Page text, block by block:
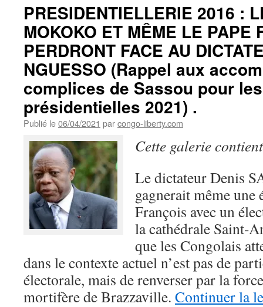
PRESIDENTIELLERIE 2016 :
MOKOKO ET MÊME LE PAPE
PERDRONT FACE AU
NGUESSO (Rappel aux
complices de Sassou pour
présidentielles 2021) .
Publié le06/04/2021 parcongo-liberty.com
Cette galerie
Le dictateur Denis
gagnerait même une
François avec un
la cathédrale Saint-
que les Congolais
dans le contexte actuel n’est pas de
électorale, mais de renverser par la
mortifère de Brazzaville. Continuer la